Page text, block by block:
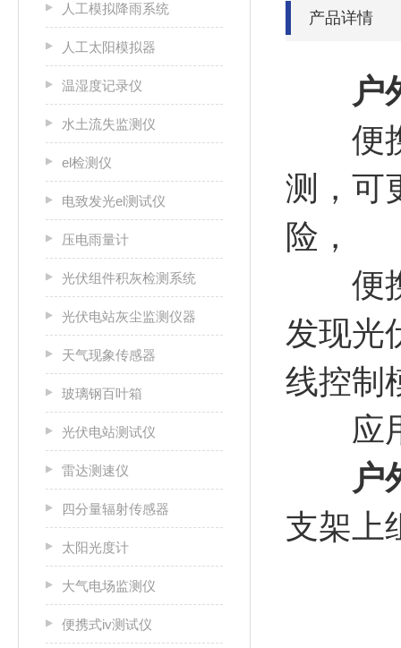
人工模拟降雨系统
人工太阳模拟器
温湿度记录仪
水土流失监测仪
el检测仪
电致发光el测试仪
压电雨量计
光伏组件积灰检测系统
光伏电站灰尘监测仪器
天气现象传感器
玻璃钢百叶箱
光伏电站测试仪
雷达测速仪
四分量辐射传感器
太阳光度计
大气电场监测仪
便携式iv测试仪
产品详情
户
便携
测，可
险，
便携
发现光
线控制
应用
户
支架上